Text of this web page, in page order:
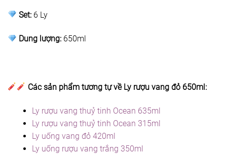
Set: 6 Ly
Dung lượng: 650ml
Các sản phẩm tương tự về Ly rượu vang đỏ 650ml:
Ly rượu vang thuỷ tinh Ocean 635ml
Ly rượu vang thuỷ tinh Ocean 315ml
Ly uống vang đỏ 420ml
Ly uống rượu vang trắng 350ml